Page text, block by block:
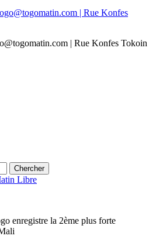
| Rue Konfes Tokoin
enregistre la 2ème plus forte